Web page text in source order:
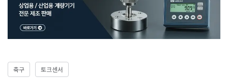
축구 토크센서